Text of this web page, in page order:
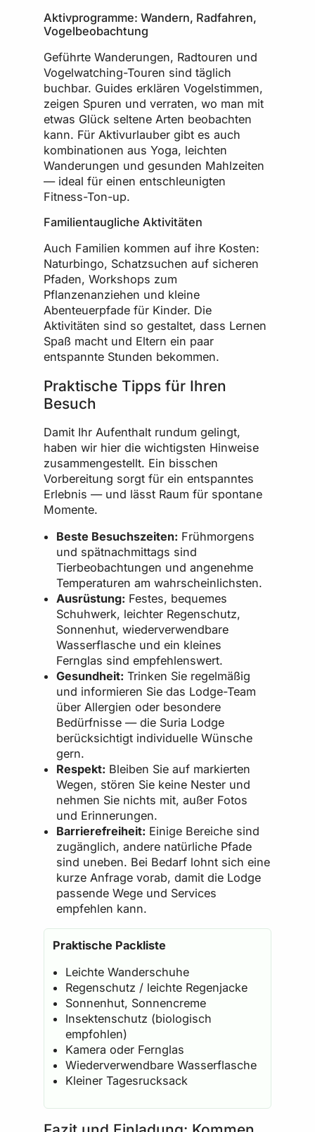
Aktivprogramme: Wandern, Radfahren,
Vogelbeobachtung
Geführte Wanderungen, Radtouren und
Vogelwatching-Touren sind täglich
buchbar. Guides erklären Vogelstimmen,
zeigen Spuren und verraten, wo man mit
etwas Glück seltene Arten beobachten
kann. Für Aktivurlauber gibt es auch
kombinationen aus Yoga, leichten
Wanderungen und gesunden Mahlzeiten
— ideal für einen entschleunigten
Fitness-Ton-up.
Familientaugliche Aktivitäten
Auch Familien kommen auf ihre Kosten:
Naturbingo, Schatzsuchen auf sicheren
Pfaden, Workshops zum
Pflanzenanziehen und kleine
Abenteuerpfade für Kinder. Die
Aktivitäten sind so gestaltet, dass Lernen
Spaß macht und Eltern ein paar
entspannte Stunden bekommen.
Praktische Tipps für Ihren
Besuch
Damit Ihr Aufenthalt rundum gelingt,
haben wir hier die wichtigsten Hinweise
zusammengestellt. Ein bisschen
Vorbereitung sorgt für ein entspanntes
Erlebnis — und lässt Raum für spontane
Momente.
Beste Besuchszeiten: Frühmorgens
und spätnachmittags sind
Tierbeobachtungen und angenehme
Temperaturen am wahrscheinlichsten.
Ausrüstung: Festes, bequemes
Schuhwerk, leichter Regenschutz,
Sonnenhut, wiederverwendbare
Wasserflasche und ein kleines
Fernglas sind empfehlenswert.
Gesundheit: Trinken Sie regelmäßig
und informieren Sie das Lodge-Team
über Allergien oder besondere
Bedürfnisse — die Suria Lodge
berücksichtigt individuelle Wünsche
gern.
Respekt: Bleiben Sie auf markierten
Wegen, stören Sie keine Nester und
nehmen Sie nichts mit, außer Fotos
und Erinnerungen.
Barrierefreiheit: Einige Bereiche sind
zugänglich, andere natürliche Pfade
sind uneben. Bei Bedarf lohnt sich eine
kurze Anfrage vorab, damit die Lodge
passende Wege und Services
empfehlen kann.
Praktische Packliste
Leichte Wanderschuhe
Regenschutz / leichte Regenjacke
Sonnenhut, Sonnencreme
Insektenschutz (biologisch
empfohlen)
Kamera oder Fernglas
Wiederverwendbare Wasserflasche
Kleiner Tagesrucksack